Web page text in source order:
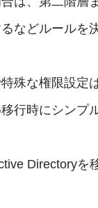
などルールを
殊な権限設定
行時にシンプ
Directoryを